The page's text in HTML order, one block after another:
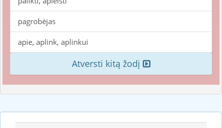
pagrobėjas
apie, aplink, aplinkui
Atversti kitą žodį